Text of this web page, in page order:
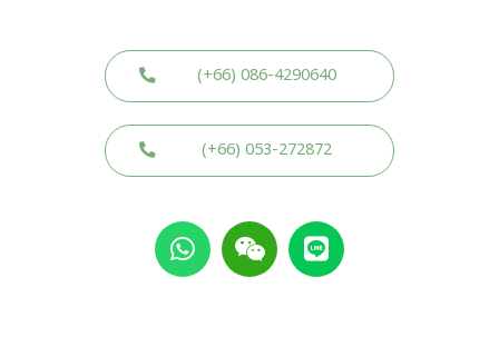
(+66) 086-4290640
(+66) 053-272872
W
h
a
W
e
i
L
i
n